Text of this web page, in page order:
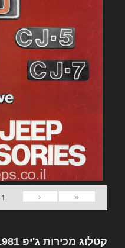
«
‹
1
קטלוג מכירות ג'יפ 1981